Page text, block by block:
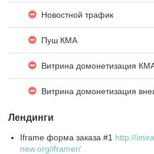
Новостной трафик
Пуш КМА
Витрина домонетизация
Витрина домонетизация
Лендинги
Iframe форма заказа #1 http://
new.org/iframer/